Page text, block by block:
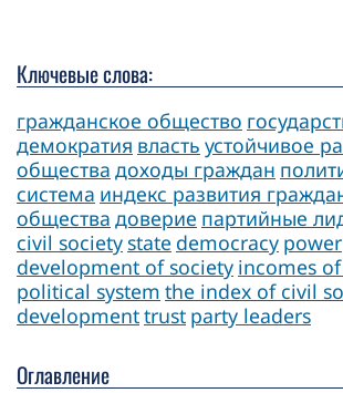
Ключевые слова:
гражданское общество
демократия власть устойчивое
общества доходы граждан
система индекс развития
общества доверие партийные
civil society state democracy power
development of society incomes
political system the index of civil
developmenttrust party leaders
Оглавление